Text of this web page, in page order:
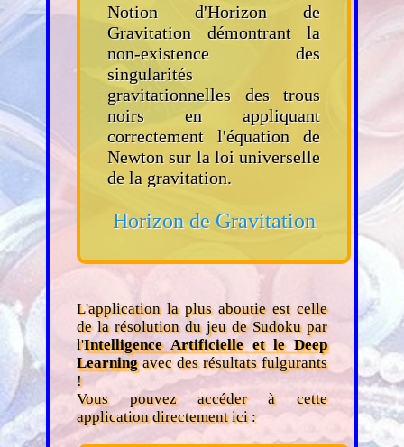
Notion d'Horizon de
Gravitation démontrant la
non-existence des
singularités
gravitationnelles des trous
noirs en appliquant
correctement l'équation de
Newton sur la loi universelle
de la gravitation.
Horizon de Gravitation
L'application la plus aboutie est celle
de la résolution du jeu de Sudoku par
l'Intelligence Artificielle et le Deep
Learningavec des résultats fulgurants
!
Vous pouvez accéder à cette
application directement ici :